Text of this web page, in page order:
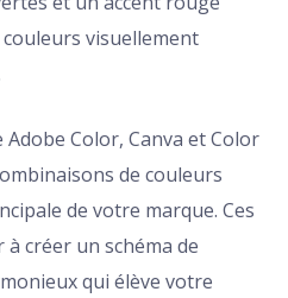
visuellement
Color, Canva et Color
de couleurs
de votre marque. Ces
créer un schéma de
qui élève votre